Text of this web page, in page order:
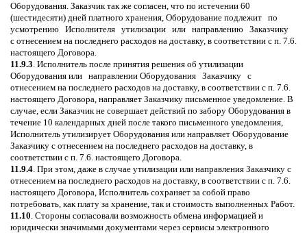
Оборудования. Заказчик так же согласен, что по истечении 60
(шестидесяти) дней платного хранения, Оборудование подлежит по
усмотрению Исполнителя утилизации или направлению Заказчику
с отнесением на последнего расходов на доставку, в соответствии с п. 7.6.
настоящего Договора.
11.9.3. Исполнитель после принятия решения об утилизации
Оборудования или направлении Оборудования Заказчику с
отнесением на последнего расходов на доставку, в соответствии с п. 7.6.
настоящего Договора, направляет Заказчику письменное уведомление. В
случае, если Заказчик не совершает действий по забору Оборудования в
течение 10 календарных дней после такого письменного уведомления,
Исполнитель утилизирует Оборудования или направляет Оборудование
Заказчику с отнесением на последнего расходов на доставку, в
соответствии с п. 7.6. настоящего Договора.
11.9.4. При этом, даже в случае утилизации или направления Заказчику с
отнесением на последнего расходов на доставку, в соответствии с п. 7.6.
настоящего Договора, Исполнитель сохраняет за собой право
потребовать, как плату за хранение, так и стоимость выполненных Работ.
11.10. Стороны согласовали возможность обмена информацией и
юридически значимыми документами через сервисы электронного